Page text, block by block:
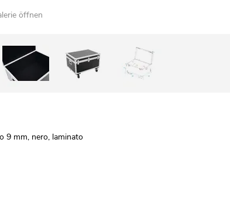
öffnen
9 mm, nero, laminato